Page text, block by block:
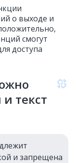
о выходе и
смогут
доступа
текст
и запрещена